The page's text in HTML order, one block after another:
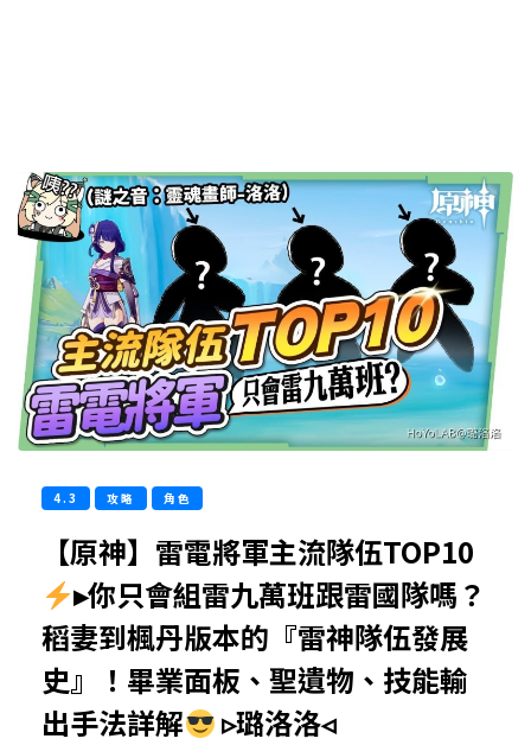
4.3 攻略 角色
【原神】雷電將軍主流隊伍TOP10
▸你只會組雷九萬班跟雷國隊嗎？
稻妻到楓丹版本的『雷神隊伍發展
史』！畢業面板、聖遺物、技能輸
出手法詳解
▹璐洛洛◃